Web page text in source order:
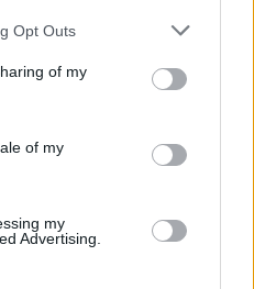
Opt Outs
of my
of my
my
Advertising.